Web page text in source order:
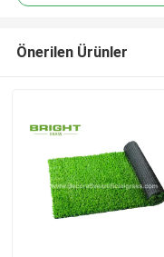
Önerilen Ürünler